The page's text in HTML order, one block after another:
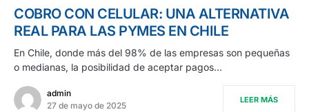
COBRO CON CELULAR: UNA ALTERNATIVA
REAL PARA LAS PYMES EN CHILE
En Chile, donde más del 98% de las empresas son pequeñas
o medianas, la posibilidad de aceptar pagos…
admin
27 de mayo de 2025
LEER MÁS